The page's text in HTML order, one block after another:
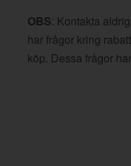
OBS: Kontakta
har frågor kring
köp. Dessa frågor